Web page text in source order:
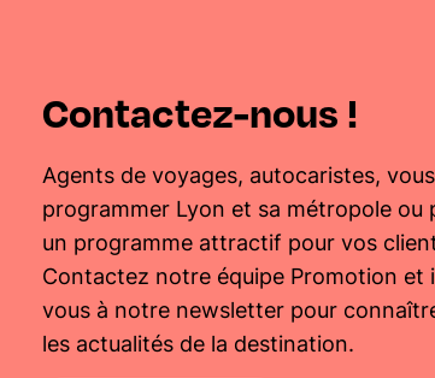
Contactez-nous !
Agents de voyages, autocaristes,
programmer Lyon et sa métropole ou
un programme attractif pour vos
Contactez notre équipe Promotion et
vous à notre newsletter pour
les actualités de la destination.